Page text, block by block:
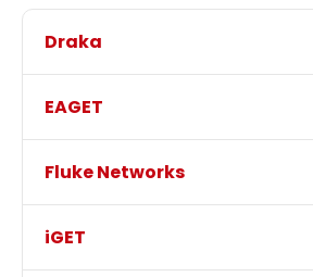
Draka
EAGET
Fluke Networks
iGET